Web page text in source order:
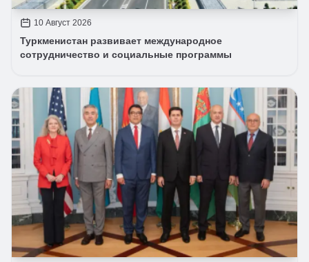
10 Август 2026
Туркменистан развивает международное
сотрудничество и социальные программы